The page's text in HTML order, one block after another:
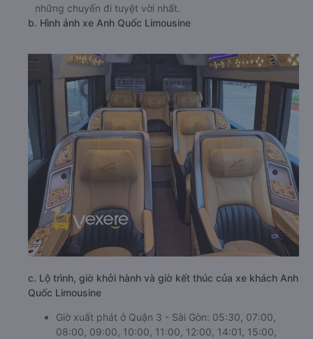
những chuyến đi tuyệt vời nhất.
b. Hình ảnh xe Anh Quốc Limousine
c. Lộ trình, giờ khởi hành và giờ kết thúc của xe khách Anh
Quốc Limousine
Giờ xuất phát ở Quận 3 - Sài Gòn: 05:30, 07:00,
08:00, 09:00, 10:00, 11:00, 12:00, 14:01, 15:00,